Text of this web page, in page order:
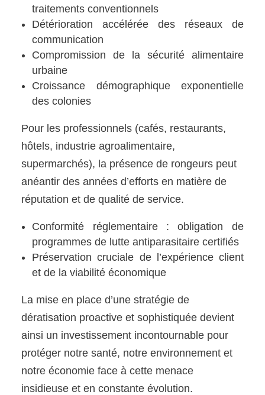
traitements conventionnels
Détérioration accélérée des réseaux de
communication
Compromission de la sécurité alimentaire
urbaine
Croissance démographique exponentielle
des colonies
Pour les professionnels (cafés, restaurants,
hôtels, industrie agroalimentaire,
supermarchés), la présence de rongeurs peut
anéantir des années d’efforts en matière de
réputation et de qualité de service.
Conformité réglementaire : obligation de
programmes de lutte antiparasitaire certifiés
Préservation cruciale de l’expérience client
et de la viabilité économique
La mise en place d’une stratégie de
dératisation proactive et sophistiquée devient
ainsi un investissement incontournable pour
protéger notre santé, notre environnement et
notre économie face à cette menace
insidieuse et en constante évolution.